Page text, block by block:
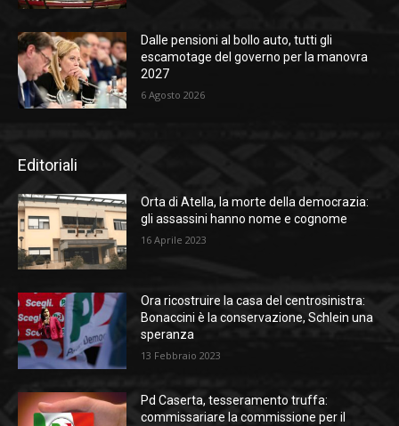
Dalle pensioni al bollo auto, tutti gli
escamotage del governo per la manovra
2027
6 Agosto 2026
Editoriali
Orta di Atella, la morte della democrazia:
gli assassini hanno nome e cognome
16 Aprile 2023
Ora ricostruire la casa del centrosinistra:
Bonaccini è la conservazione, Schlein una
speranza
13 Febbraio 2023
Pd Caserta, tesseramento truffa:
commissariare la commissione per il